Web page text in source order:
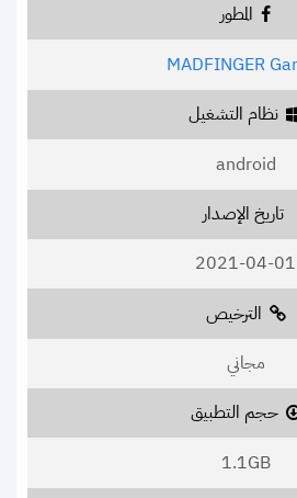
المطور
MADFINGER
نظام التشغيل
android
تاريخ الإصدار
2021-04-01
الترخيص
مجاني
حجم التطبيق
1.1GB